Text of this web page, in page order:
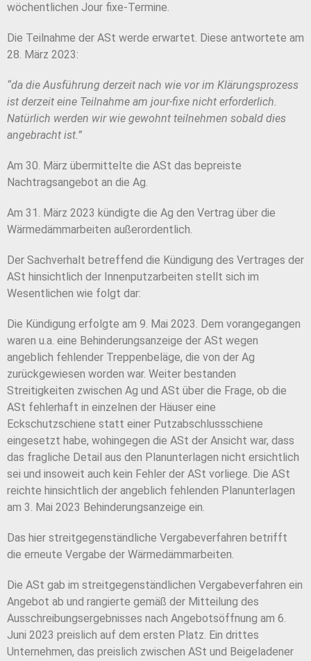
wöchentlichen Jour fixe-Termine.
Die Teilnahme der ASt werde erwartet. Diese antwortete am
28. März 2023:
“da die Ausführung derzeit nach wie vor im Klärungsprozess
ist derzeit eine Teilnahme am jour-fixe nicht erforderlich.
Natürlich werden wir wie gewohnt teilnehmen sobald dies
angebracht ist.”
Am 30. März übermittelte die ASt das bepreiste
Nachtragsangebot an die Ag.
Am 31. März 2023 kündigte die Ag den Vertrag über die
Wärmedämmarbeiten außerordentlich.
Der Sachverhalt betreffend die Kündigung des Vertrages der
ASt hinsichtlich der Innenputzarbeiten stellt sich im
Wesentlichen wie folgt dar:
Die Kündigung erfolgte am 9. Mai 2023. Dem vorangegangen
waren u.a. eine Behinderungsanzeige der ASt wegen
angeblich fehlender Treppenbeläge, die von der Ag
zurückgewiesen worden war. Weiter bestanden
Streitigkeiten zwischen Ag und ASt über die Frage, ob die
ASt fehlerhaft in einzelnen der Häuser eine
Eckschutzschiene statt einer Putzabschlussschiene
eingesetzt habe, wohingegen die ASt der Ansicht war, dass
das fragliche Detail aus den Planunterlagen nicht ersichtlich
sei und insoweit auch kein Fehler der ASt vorliege. Die ASt
reichte hinsichtlich der angeblich fehlenden Planunterlagen
am 3. Mai 2023 Behinderungsanzeige ein.
Das hier streitgegenständliche Vergabeverfahren betrifft
die erneute Vergabe der Wärmedämmarbeiten.
Die ASt gab im streitgegenständlichen Vergabeverfahren ein
Angebot ab und rangierte gemäß der Mitteilung des
Ausschreibungsergebnisses nach Angebotsöffnung am 6.
Juni 2023 preislich auf dem ersten Platz. Ein drittes
Unternehmen, das preislich zwischen ASt und Beigeladener